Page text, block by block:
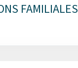
FAMILIALES